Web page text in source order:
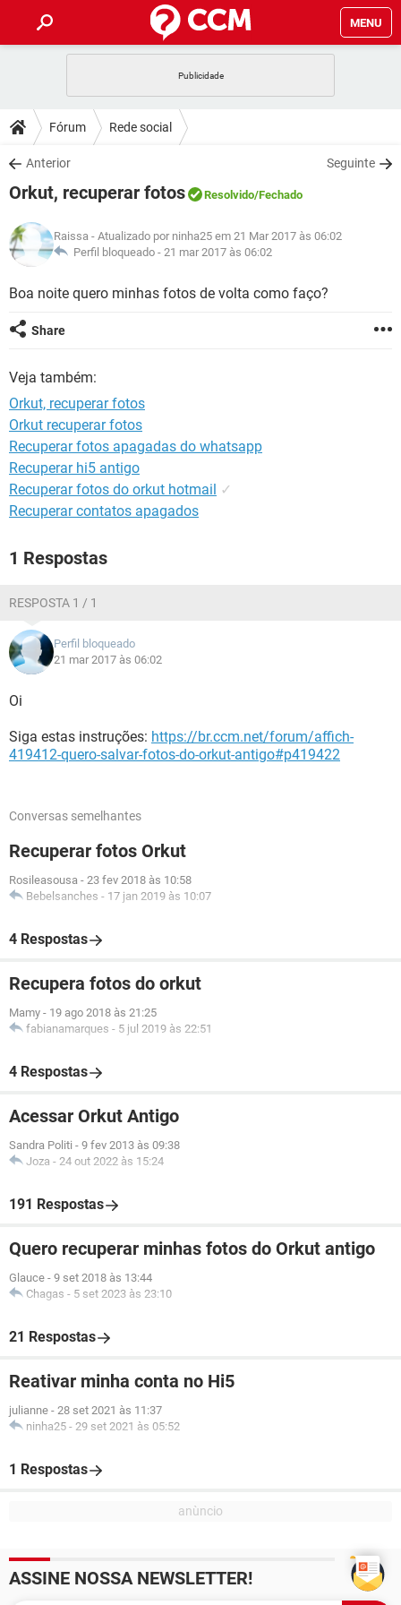
MENU
CELULAR
OUTLOOK
INSTAGRAM GMAIL
GUIA DE COMPRAS
DICAS
JOGOS
INSTAGRAM GMAIL
GUIA DE COMPRAS
DOWNLOADS
JOGOS WHATSAPP
CELULAR
OUTLOOK EXCEL
INSTAGRAM GMAIL
FÓRUM
JOGOS WHATSAPP
CELULAR
OUTLOOK EXCEL
INSTAGRAM
GLOSSÁRIO
WHATSAPP
INSTAGRAM
GUIA DE COMPRAS
Fórum Rede social
Anterior Seguinte
Orkut, recuperar fotos Resolvido/Fechado
Raissa - Atualizado por ninha25 em 21 Mar 2017 às 06:02
Perfil bloqueado - 21 mar 2017 às 06:02
Boa noite quero minhas fotos de volta como faço?
Share
Veja também:
Orkut, recuperar fotos
Orkut recuperar fotos
Recuperar fotos apagadas do whatsapp
Recuperar hi5 antigo
Recuperar fotos do orkut hotmail ✓
Recuperar contatos apagados
1 Respostas
RESPOSTA 1 / 1
Perfil bloqueado
21 mar 2017 às 06:02
Oi
Siga estas instruções: https://br.ccm.net/forum/affich-
419412-quero-salvar-fotos-do-orkut-antigo#p419422
Conversas semelhantes
Recuperar fotos Orkut
Rosileasousa - 23 fev 2018 às 10:58
Bebelsanches - 17 jan 2019 às 10:07
4 Respostas
Recupera fotos do orkut
Mamy - 19 ago 2018 às 21:25
fabianamarques - 5 jul 2019 às 22:51
4 Respostas
Acessar Orkut Antigo
Sandra Politi - 9 fev 2013 às 09:38
Joza - 24 out 2022 às 15:24
191 Respostas
Quero recuperar minhas fotos do Orkut antigo
Glauce - 9 set 2018 às 13:44
Chagas - 5 set 2023 às 23:10
21 Respostas
Reativar minha conta no Hi5
julianne - 28 set 2021 às 11:37
ninha25 - 29 set 2021 às 05:52
1 Respostas
ASSINE NOSSA NEWSLETTER!